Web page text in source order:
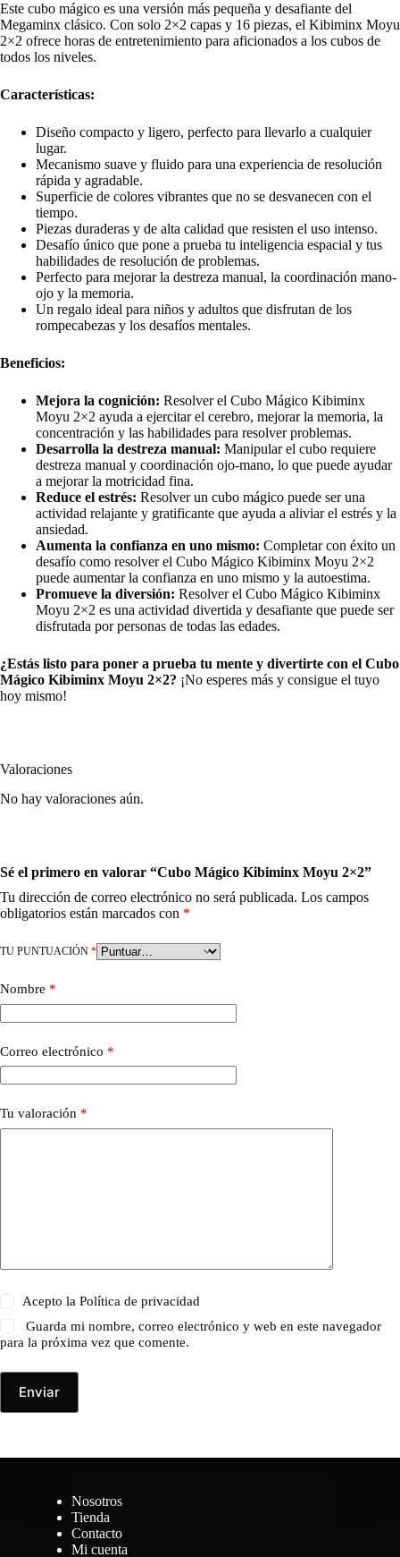
Este cubo mágico es una versión más pequeña y desafiante del
Megaminx clásico. Con solo 2×2 capas y 16 piezas, el Kibiminx Moyu
2×2 ofrece horas de entretenimiento para aficionados a los cubos de
todos los niveles.
Características:
Diseño compacto y ligero, perfecto para llevarlo a cualquier
lugar.
Mecanismo suave y fluido para una experiencia de resolución
rápida y agradable.
Superficie de colores vibrantes que no se desvanecen con el
tiempo.
Piezas duraderas y de alta calidad que resisten el uso intenso.
Desafío único que pone a prueba tu inteligencia espacial y tus
habilidades de resolución de problemas.
Perfecto para mejorar la destreza manual, la coordinación mano-
ojo y la memoria.
Un regalo ideal para niños y adultos que disfrutan de los
rompecabezas y los desafíos mentales.
Beneficios:
Mejora la cognición: Resolver el Cubo Mágico Kibiminx
Moyu 2×2 ayuda a ejercitar el cerebro, mejorar la memoria, la
concentración y las habilidades para resolver problemas.
Desarrolla la destreza manual: Manipular el cubo requiere
destreza manual y coordinación ojo-mano, lo que puede ayudar
a mejorar la motricidad fina.
Reduce el estrés: Resolver un cubo mágico puede ser una
actividad relajante y gratificante que ayuda a aliviar el estrés y la
ansiedad.
Aumenta la confianza en uno mismo: Completar con éxito un
desafío como resolver el Cubo Mágico Kibiminx Moyu 2×2
puede aumentar la confianza en uno mismo y la autoestima.
Promueve la diversión: Resolver el Cubo Mágico Kibiminx
Moyu 2×2 es una actividad divertida y desafiante que puede ser
disfrutada por personas de todas las edades.
¿Estás listo para poner a prueba tu mente y divertirte con el Cubo
Mágico Kibiminx Moyu 2×2? ¡No esperes más y consigue el tuyo
hoy mismo!
Valoraciones
No hay valoraciones aún.
Sé el primero en valorar “Cubo Mágico Kibiminx Moyu 2×2”
Tu dirección de correo electrónico no será publicada. Los campos
obligatorios están marcados con *
TU PUNTUACIÓN *
Nombre *
Correo electrónico *
Tu valoración *
Acepto laPolítica de privacidad
Guarda mi nombre, correo electrónico y web en este navegador
para la próxima vez que comente.
Enviar
Nosotros
Tienda
Contacto
Mi cuenta